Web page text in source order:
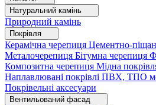
Натуральний камінь
Природний камінь
Покрівля
Керамічна черепиця Цементно-
Металочерепиця Бітумна черепиця
Композитна черепиця Мідна
Наплавлювані покрівлі ПВХ, ТПО
Покрівельні аксесуари
Вентильований фасад